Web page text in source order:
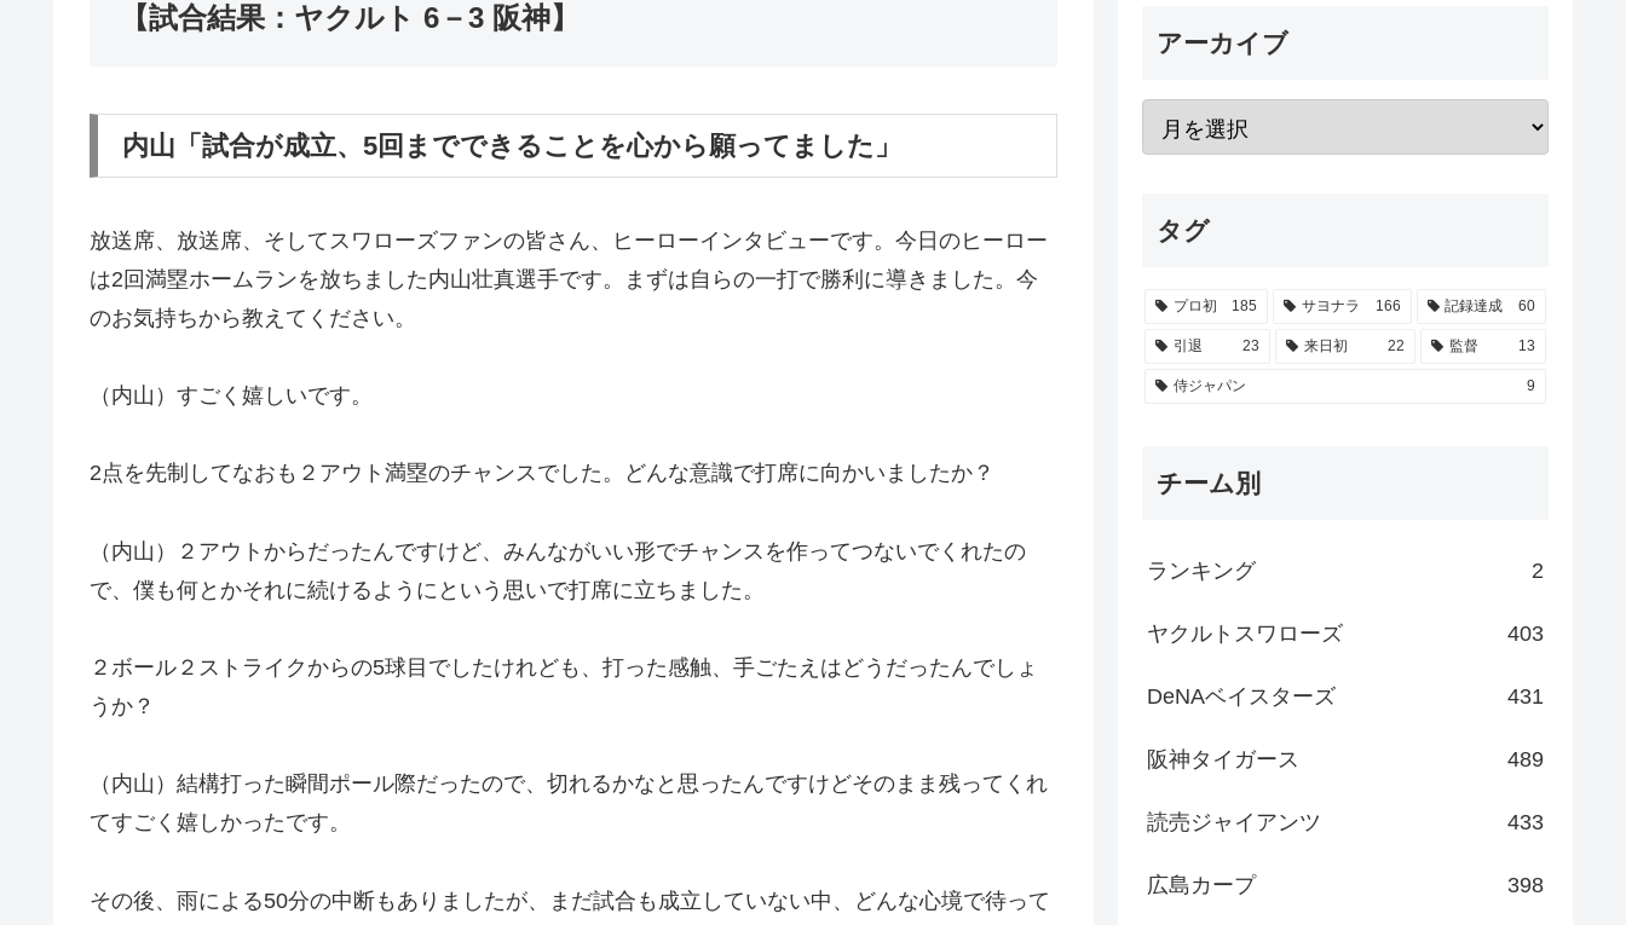
【試合結果：ヤクルト 6－3 阪神】
内山「試合が成立、5回までできることを心から願ってました」
放送席、放送席、そしてスワローズファンの皆さん、ヒーローインタビューです。今日のヒーロー
は2回満塁ホームランを放ちました内山壮真選手です。まずは自らの一打で勝利に導きました。今
のお気持ちから教えてください。
（内山）すごく嬉しいです。
2点を先制してなおも２アウト満塁のチャンスでした。どんな意識で打席に向かいましたか？
（内山）２アウトからだったんですけど、みんながいい形でチャンスを作ってつないでくれたの
で、僕も何とかそれに続けるようにという思いで打席に立ちました。
２ボール２ストライクからの5球目でしたけれども、打った感触、手ごたえはどうだったんでしょ
うか？
（内山）結構打った瞬間ポール際だったので、切れるかなと思ったんですけどそのまま残ってくれ
てすごく嬉しかったです。
その後、雨による50分の中断もありましたが、まだ試合も成立していない中、どんな心境で待って
アーカイブ
タグ
プロ初 185 サヨナラ 166 記録達成 60
引退 23 来日初 22 監督 13
侍ジャパン 9
チーム別
ランキング 2
ヤクルトスワローズ 403
DeNAベイスターズ 431
阪神タイガース 489
読売ジャイアンツ 433
広島カープ 398